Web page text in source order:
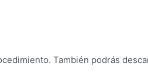
También podrás